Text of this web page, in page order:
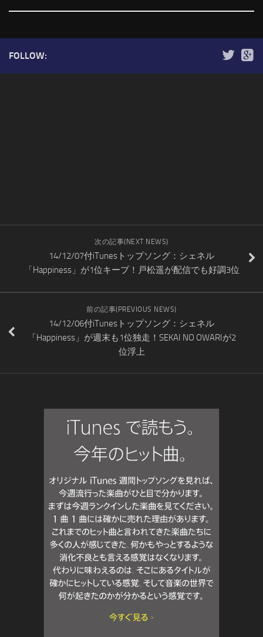
FOLLOW:
次の記事(NEXT NEWS)
14/12/07付iTunesトップソング：シェネル
「Happiness」が1位キープ！戸松遥が配信でも好調3位
前の記事(PREVIOUS NEWS)
14/12/06付iTunesトップソング：シェネル
「Happiness」が週末も1位独走！SEKAI NO OWARIが2
位浮上